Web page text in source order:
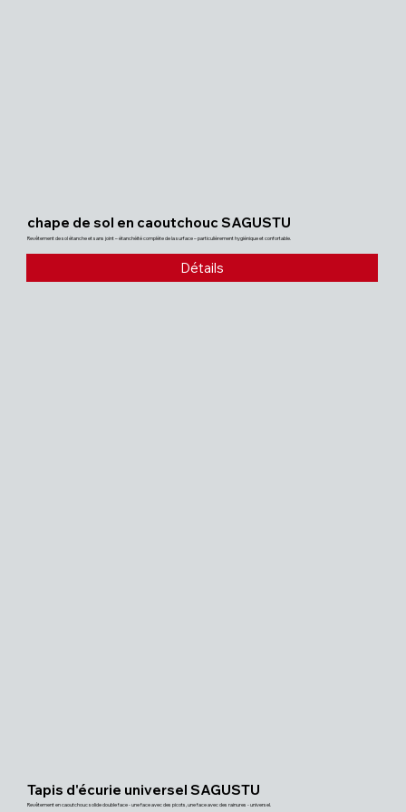
chape de sol en caoutchouc SAGUSTU
Revêtement de sol étanche et sans joint – étanchéité complète de la surface – particulièrement hygiénique et confortable.
Détails
Tapis d'écurie universel SAGUSTU
Revêtement en caoutchouc solide double face - une face avec des picots, une face avec des rainures - universel.